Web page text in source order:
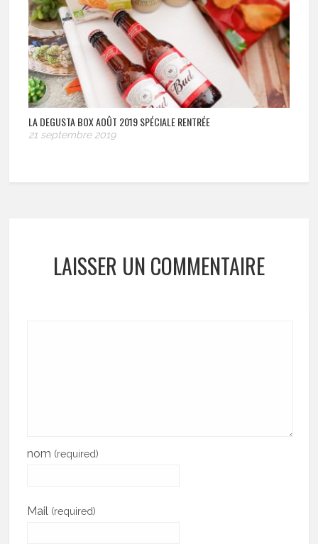
LA DEGUSTA BOX AOÛT 2019 SPÉCIALE RENTRÉE
21 septembre 2019
LAISSER UN COMMENTAIRE
nom (required)
Mail (required)